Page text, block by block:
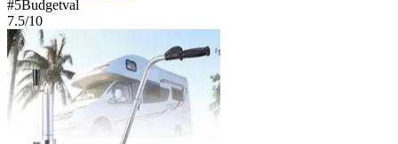
#5Budgetval
7.5/10